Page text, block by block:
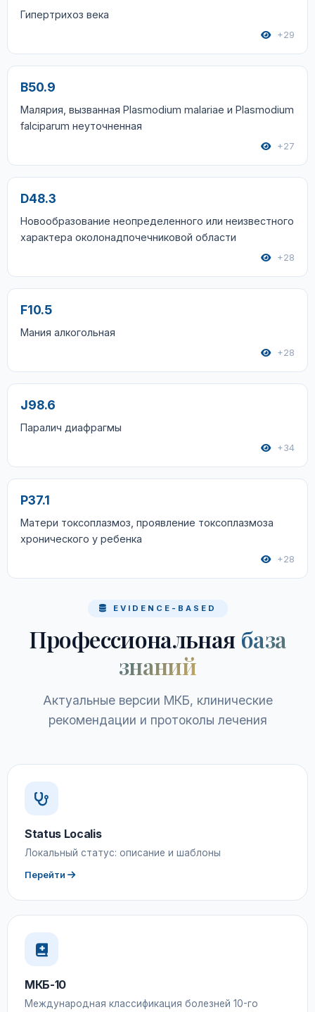
Гипертрихоз века
+29
B50.9
Малярия, вызванная Plasmodium malariae и Plasmodium
falciparum неуточненная
+27
D48.3
Новообразование неопределенного или неизвестного
характера околонадпочечниковой области
+28
F10.5
Мания алкогольная
+28
J98.6
Паралич диафрагмы
+34
P37.1
Матери токсоплазмоз, проявление токсоплазмоза
хронического у ребенка
+28
EVIDENCE-BASED
Профессиональная база
знаний
Актуальные версии МКБ, клинические
рекомендации и протоколы лечения
Status Localis
Локальный статус: описание и шаблоны
Перейти
МКБ-10
Международная классификация болезней 10-го